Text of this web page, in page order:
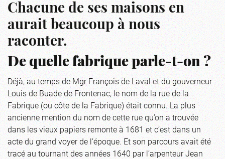
Chacune de ses maisons en
aurait beaucoup à nous
raconter.
De quelle fabrique parle-t-on ?
Déjà, au temps de Mgr François de Laval et du gouverneur
Louis de Buade de Frontenac, le nom de la rue de la
Fabrique (ou côte de la Fabrique) était connu. La plus
ancienne mention du nom de cette rue qu’on a trouvée
dans les vieux papiers remonte à 1681 et c’est dans un
acte du grand voyer de l’époque. Et son parcours avait été
tracé au tournant des années 1640 par l’arpenteur Jean